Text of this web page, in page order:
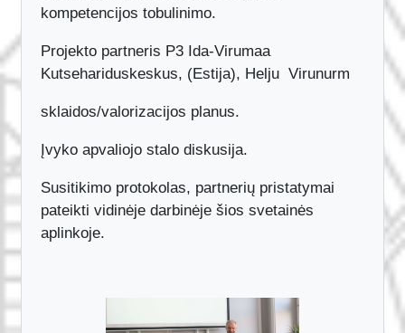
tobulinimui, papildymui ir techninės
Projekto partneris P3 Ida-Virumaa
Susitikimo protokolas, partnerių pristatymai
pateikti vidinėje darbinėje šios svetainės